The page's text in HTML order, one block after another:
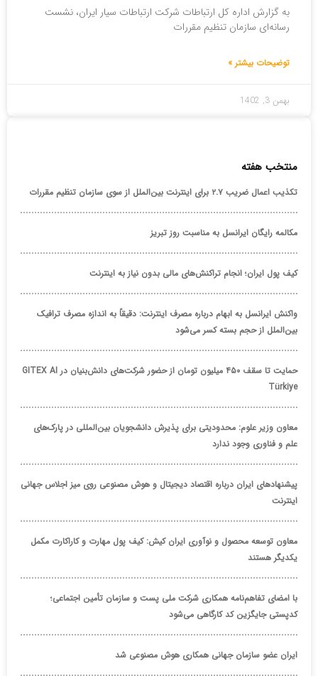
به گزارش اداره کل ارتباطات شرکت ارتباطات سیار ایران، نشست
رسانه‌ای سازمان تنظیم مقررات
توضیحات بیشتر »
بهمن 3, 1402
منتخب هفته
تکذیب اعمال ضریب ۲.۷ برای اینترنت بین‌الملل از سوی سازمان تنظیم مقررات
مکالمه رایگان ایرانسل به مناسبت روز تبریز
کیف پول ایران؛ انجام تراکنش‌های مالی بدون نیاز به اینترنت
واکنش ایرانسل به ابهام درباره مصرف اینترنت: دقیقاً به اندازه مصرف ترافیک
بین‌الملل از حجم بسته کسر می‌شود
حمایت تا سقف ۴۵۰ میلیون تومان از حضور شرکت‌های دانش‌بنیان در GITEX AI
Türkiye
معاون وزیر علوم: محدودیتی برای پذیرش دانشجویان بین‌المللی در پارک‌های
علم و فناوری وجود ندارد
پیشنهادهای ایران درباره اقتصاد دیجیتال و هوش مصنوعی روی میز اجلاس جهانی
اینترنت
معاون توسعه محصول و نوآوری ایران کیش: کیف پول مهارت و کاراکارت مکمل
یکدیگر هستند
با امضای تفاهم‌نامه همکاری شرکت ملی پست و سازمان تأمین اجتماعی؛
کدپستی جایگزین کد کارگاهی می‌شود
ایران عضو سازمان جهانی همکاری هوش مصنوعی شد